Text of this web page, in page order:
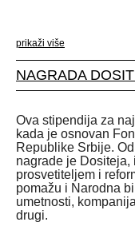
prikaži više
NAGRADA
Ova stipendija za
kada je osnovan
Republike Srbije.
nagrade je
prosvetiteljem i
pomažu i Narodna
umetnosti,
drugi.